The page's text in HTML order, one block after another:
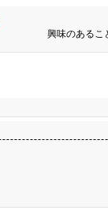
興味のあるこ